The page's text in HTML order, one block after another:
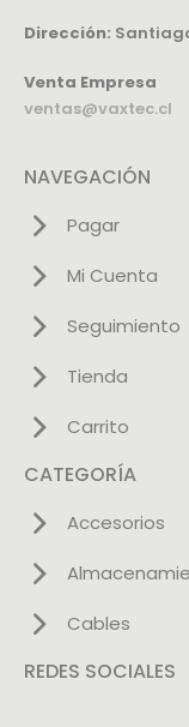
Dirección:
Venta Empresa
ventas@vaxtec.cl
NAVEGACIÓN
Pagar
Mi Cuenta
Seguimiento
Tienda
Carrito
CATEGORÍA
Accesorios
Cables
REDES SOCIALES